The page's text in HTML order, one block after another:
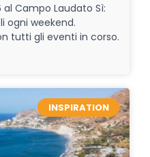
al Campo Laudato Sì:
ogni weekend.
tutti gli eventi in corso.
INSPIRATION